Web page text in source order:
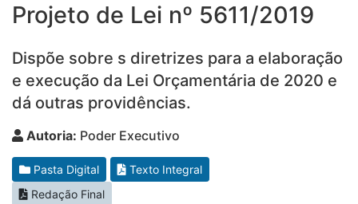
Projeto de Lei nº 5611/2019
Dispõe sobre s diretrizes para a elaboração
e execução da Lei Orçamentária de 2020 e
dá outras providências.
Autoria: Poder Executivo
Pasta Digital
Texto Integral
Redação Final